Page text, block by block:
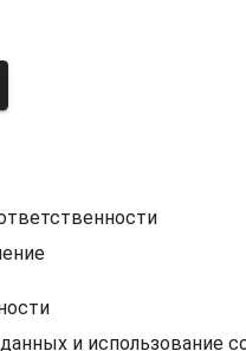
и использование